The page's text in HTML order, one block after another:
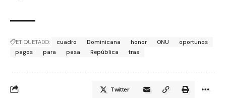
ETIQUETADO: cuadro Dominicana honor ONU
oportunos
pagos
para pasa República tras
Twitter